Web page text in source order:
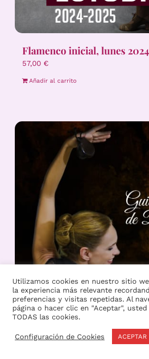
Flamenco inicial, lunes
57,00 €
Añadir al carrito
Utilizamos cookies en nuestro sitio
la experiencia más relevante
preferencias y visitas repetidas. Al
página o hacer clic en "Aceptar",
TODAS las cookies.
Configuración de Cookies ACEPTAR